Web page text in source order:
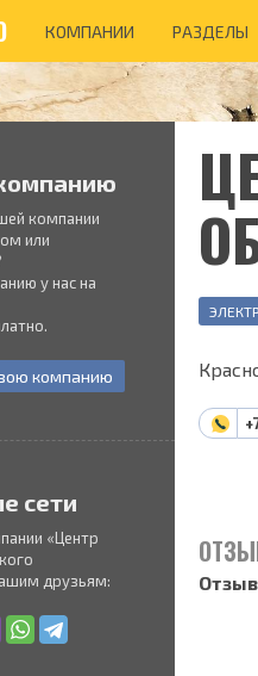
КОМПАНИИ РАЗДЕЛЫ
компании
или
у нас на
компанию
сети
«Центр
друзьям: